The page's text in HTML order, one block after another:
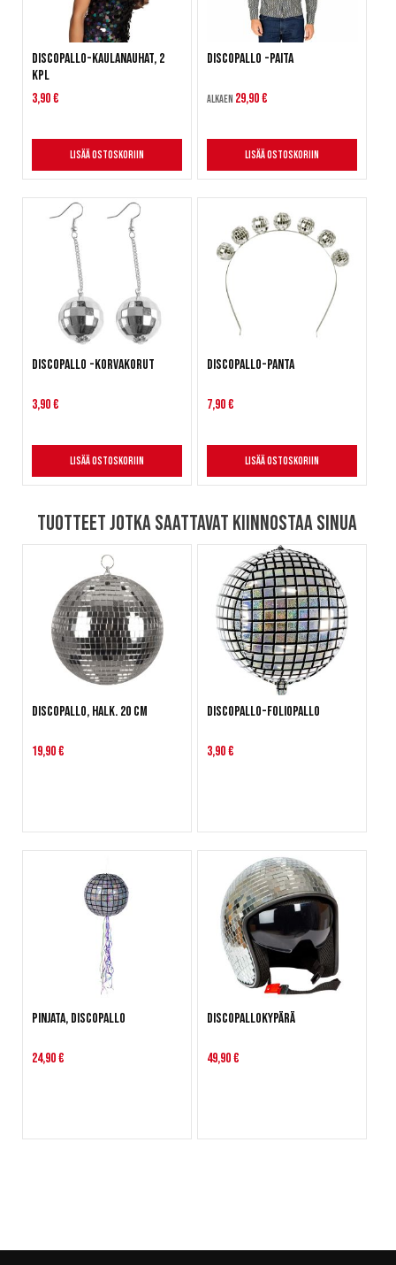
Discopallo-kaulanauhat, 2
kpl
3,90 €
Lisää ostoskoriin
Discopallo -paita
Alkaen 29,90 €
Lisää ostoskoriin
Discopallo -korvakorut
3,90 €
Lisää ostoskoriin
Discopallo-panta
7,90 €
Lisää ostoskoriin
Tuotteet jotka saattavat kiinnostaa sinua
Discopallo, halk. 20 cm
19,90 €
Discopallo-foliopallo
3,90 €
Pinjata, Discopallo
24,90 €
Discopallokypärä
49,90 €